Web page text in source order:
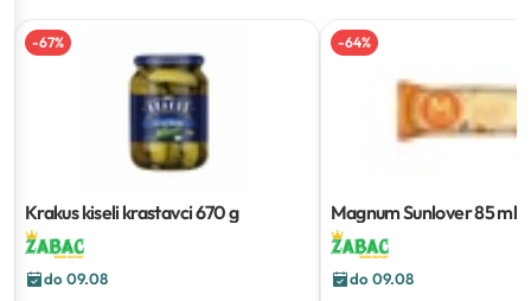
-67%
Krakus kiseli krastavci670 g
do 09.08
-64%
Magnum Sunlover85 ml
do 09.08